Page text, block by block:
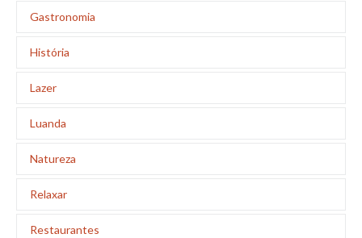
Gastronomia
História
Lazer
Luanda
Natureza
Relaxar
Restaurantes